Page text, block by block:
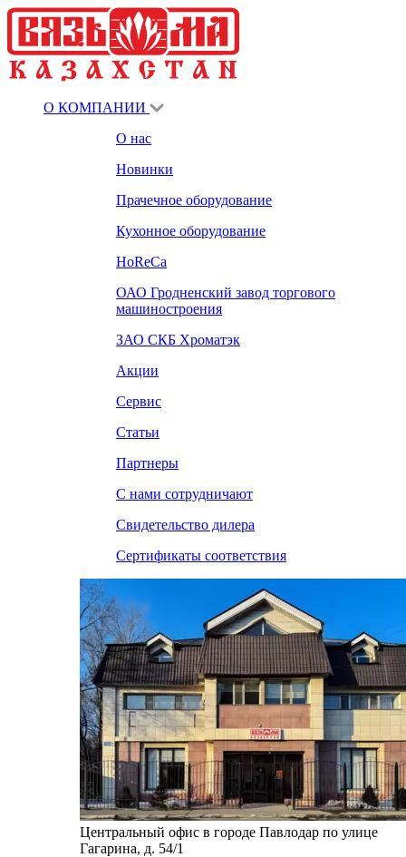
О КОМПАНИИ
О нас
Новинки
Прачечное оборудование
Кухонное оборудование
HoReCa
ОАО Гродненский завод торгового
машиностроения
ЗАО СКБ Хроматэк
Акции
Сервис
Статьи
Партнеры
С нами сотрудничают
Свидетельство дилера
Сертификаты соответствия
Центральный офис в городе Павлодар по улице
Гагарина, д. 54/1